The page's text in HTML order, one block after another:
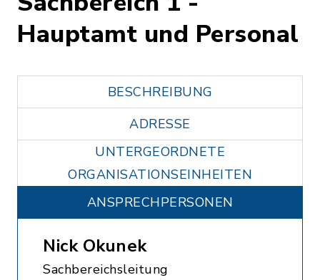
Hauptamt und Personal
BESCHREIBUNG
ADRESSE
UNTERGEORDNETE
ORGANISATIONSEINHEITEN
ANSPRECHPERSONEN
Nick Okunek
Sachbereichsleitung